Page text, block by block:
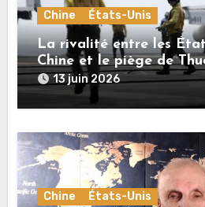
Chine États-Unis
La rivalité entre les
Chine et le piège de
13 juin 2026
Chine États-Unis